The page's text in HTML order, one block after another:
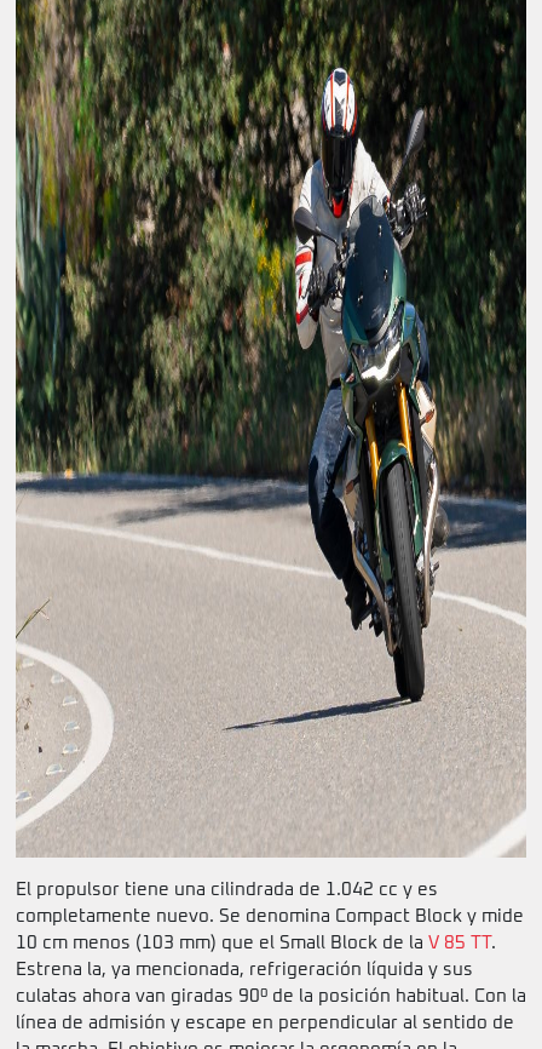
El propulsor tiene una cilindrada de 1.042 cc y es
completamente nuevo. Se denomina Compact Block y mide
10 cm menos (103 mm) que el Small Block de la V 85 TT.
Estrena la, ya mencionada, refrigeración líquida y sus
culatas ahora van giradas 90º de la posición habitual. Con la
línea de admisión y escape en perpendicular al sentido de